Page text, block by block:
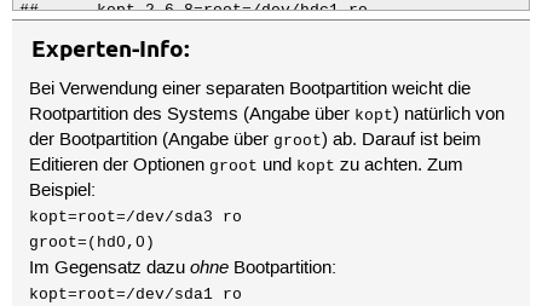
##      kopt_2_6_8=root=/dev/hdc1 ro
# kopt=root=/dev/sda1 ro
## e.g. groot=(hd0,0)
# groot=(hd0,0)
## should update-grub create alternative automagic
## e.g. alternative=true
##      alternative=false
# alternative=true
## should update-grub lock alternative automagic boot
## e.g. lockalternative=true
##      lockalternative=false
# lockalternative=false
Experten-Info:
Bei Verwendung einer separaten Bootpartition weicht die
Rootpartition des Systems (Angabe über kopt) natürlich von
der Bootpartition (Angabe über groot) ab. Darauf ist beim
Editieren der Optionen groot und kopt zu achten. Zum
Beispiel:
kopt=root=/dev/sda3 ro
groot=(hd0,0)
Im Gegensatz dazuohne Bootpartition:
kopt=root=/dev/sda1 ro